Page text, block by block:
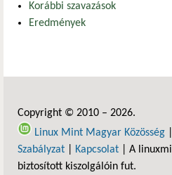
Korábbi szavazások
Eredmények
Copyright © 2010 – 2026.
Linux Mint Magyar Közösség
Szabályzat
Kapcsolat | A
biztosított kiszolgálóin fut.